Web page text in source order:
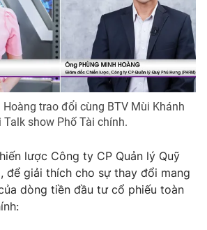
rõ nguồn VTV.vn khi phát hành lại
Hoàng trao đổi cùng BTV Mùi Khánh
Talk show Phố Tài chính.
lược Công ty CP Quản lý Quỹ
để giải thích cho sự thay đổi mang
dòng tiền đầu tư cổ phiếu toàn